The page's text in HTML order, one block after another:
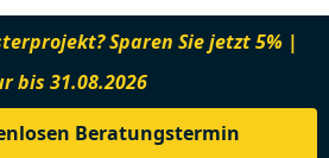
Sparen Sie jetzt 5% |
bis 31.08.2026
Beratungstermin